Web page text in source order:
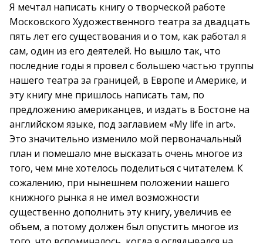
Я мечтал написать книгу о творческой работе
Московского Художественного театра за двадцать
пять лет его существования и о том, как работал я
сам, один из его деятелей. Но вышло так, что
последние годы я провел с большею частью труппы
нашего театра за границей, в Европе и Америке, и
эту книгу мне пришлось написать там, по
предложению американцев, и издать в Бостоне на
английском языке, под заглавием «My life in art».
Это значительно изменило мой первоначальный
план и помешало мне высказать очень многое из
того, чем мне хотелось поделиться с читателем. К
сожалению, при нынешнем положении нашего
книжного рынка я не имел возможности
существенно дополнить эту книгу, увеличив ее
объем, а потому должен был опустить многое из